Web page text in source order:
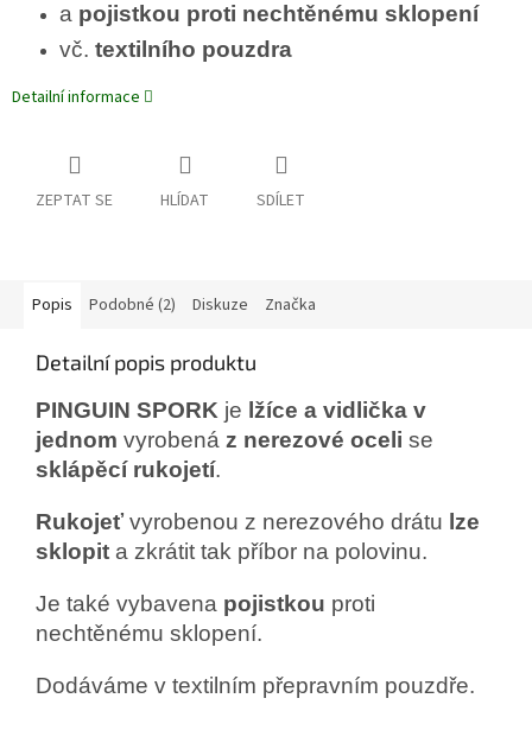
a pojistkou proti nechtěnému sklopení
vč. textilního pouzdra
Detailní informace
ZEPTAT SE HLÍDAT SDÍLET
Popis Podobné (2) Diskuze Značka
Detailní popis produktu
PINGUIN SPORK je lžíce a vidlička v
jednom vyrobená z nerezové oceli se
sklápěcí rukojetí.
Rukojeť vyrobenou z nerezového drátu lze
sklopit a zkrátit tak příbor na polovinu.
Je také vybavena pojistkou proti
nechtěnému sklopení.
Dodáváme v textilním přepravním pouzdře.